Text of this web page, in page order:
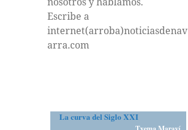
Escribe a
internet(arroba)noticiasdenav
arra.com